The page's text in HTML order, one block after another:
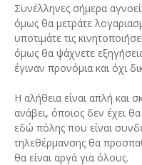
Συνέλληνες σήμερα
όμως θα μετράτε
υποτιμάτε τις
όμως θα ψάχνετε
έγιναν προνόμια και όχι
Η αλήθεια είναι απλή και
ανάβει, όποιος δεν έχει θα
εδώ πόλης που είναι
τηλεθέρμανσης θα
θα είναι αργά για όλους.